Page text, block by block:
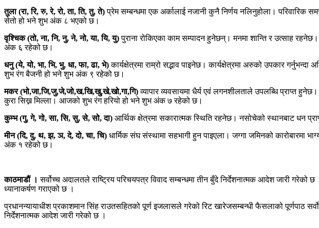
तुला (रा, रि, रु, रे, रो, ता, ति, तु, ते)प्रेम सम्बन्धमा एक अर्कालाई नजानी कुनै निर्णय नलिनुहोला।
सेतो हो भने शुभ अंक ८ भएको छ।
वृश्चिक (तो, ना, नि, नु, ने, नो, या, यि, यु)पुराना रोकिएका काम सम्पादन हुनेछन्। मनमा शान्ति र उत्साह
अंक ६ रहेको छ।
धनु (ये, यो, भा, भि, भु, धा, फा, ढा, भे)कार्यक्षेत्रमा राम्रो सद्भाव पाइनेछ। कार्यक्षेत्रमा अरुको उपकार
शुभ रंग बैजनी हो भने शुभ अंक ९ रहेको छ।
मकर (भो,जा,जि,जु,जे,जो,ख,खि,खु,खे,खो,गा,गि)व्यापार व्यवसायमा धैर्य एवं लगनशीलताले उपलब्धि प्राप्त
कुरा सिख्न मिल्ला। आजको शुभ रंग हरियो हो भने शुभ अंक ७ रहेको छ।
कुम्भ (गु, गे, गो, सा, सि, सु, से, सो, दा) आर्थिक क्षेत्रमा सकारात्मक स्थिति रहनेछ। नसोचेको स्थानबाट धन
मीन (दि, दु, थ, झ, ञ, दे, दो, चा, चि) धार्मिक संघ संस्थामा सहभागी हुन पाइएला। जग्गा जमिनको
अंक १ रहेको छ।
काठमाडौं । सर्वोच्च अदालतले राष्ट्रिय परिचयपत्र विवाद सम्बन्धमा तीन बुँदे निर्देशनात्मक आदेश जारी
ध्यानाकर्षण गराएको छ ।
प्रधानन्यायाधीश प्रकाशमान सिंह राउतसहितको पूर्ण इजलासले गरेको रिट खारेजसम्बन्धी फैसलाको पूर्णपाठ
निर्देशनात्मक आदेश जारी गरेको छ ।